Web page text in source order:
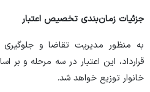
جزئیات زمان‌بندی تخصیص اعتبار
به منظور مدیریت تقاضا و جلوگیری
قرارداد، این اعتبار در سه مرحله و بر
خانوار توزیع خواهد شد.